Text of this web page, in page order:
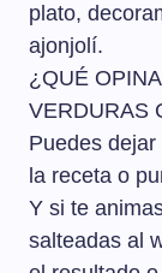
plato,
ajonjolí.
¿QUÉ
VERDURAS
Puedes
la receta o
Y si te
salteadas al